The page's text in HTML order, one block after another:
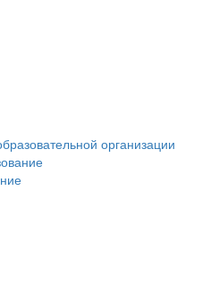
организации